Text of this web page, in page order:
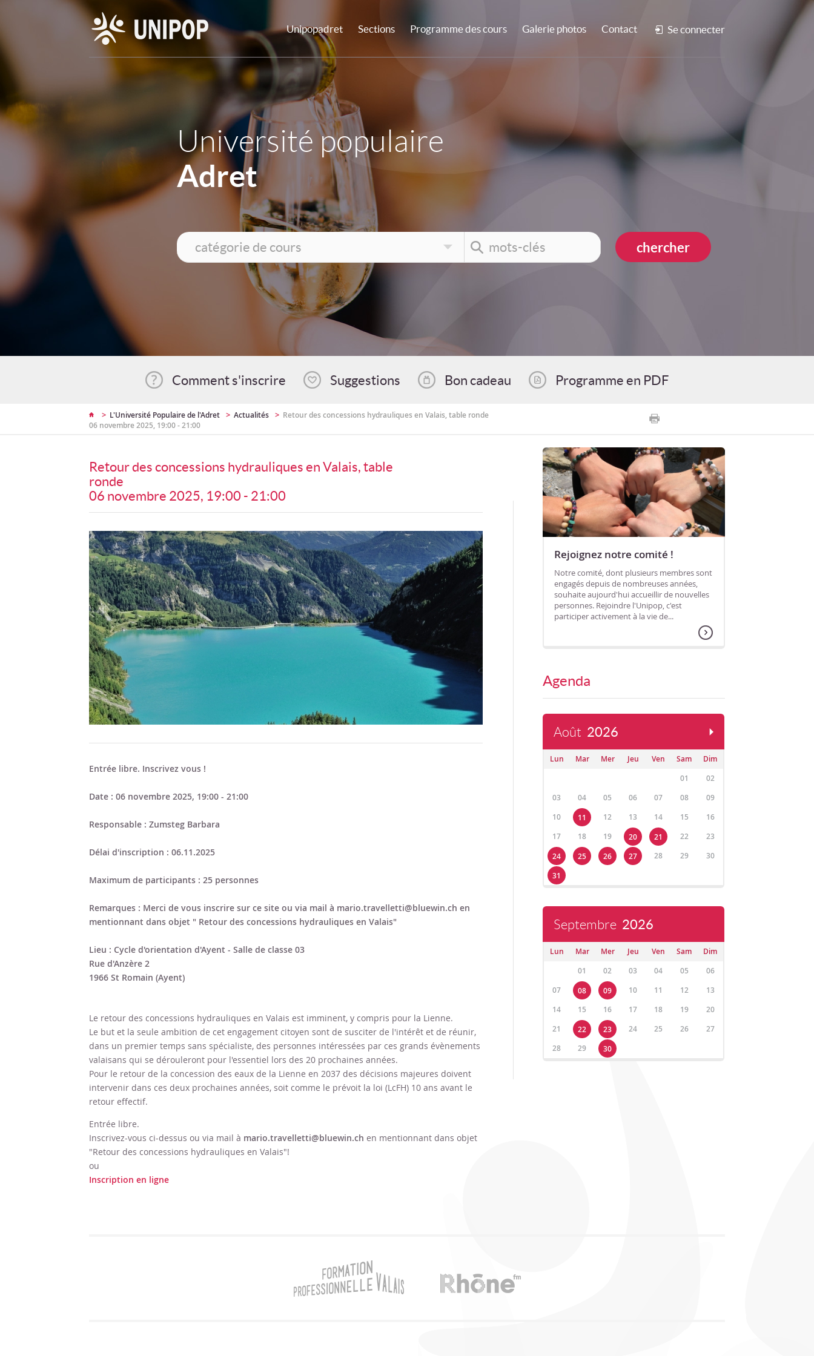
Unipopadret Sections Programme des cours Galerie photos Contact Se connecter
Université populaire
Adret
Comment s'inscrire Suggestions Bon cadeau Programme en PDF
> L'Université Populaire de l'Adret > Actualités > Retour des concessions hydrauliques en Valais, table ronde
06 novembre 2025, 19:00 - 21:00
Retour des concessions hydrauliques en Valais, table
ronde
06 novembre 2025, 19:00 - 21:00
Entrée libre. Inscrivez vous !
Date : 06 novembre 2025, 19:00 - 21:00
Responsable : Zumsteg Barbara
Délai d'inscription : 06.11.2025
Maximum de participants : 25 personnes
Remarques : Merci de vous inscrire sur ce site ou via mail à mario.travelletti@bluewin.ch en
mentionnant dans objet " Retour des concessions hydrauliques en Valais"
Lieu : Cycle d'orientation d'Ayent - Salle de classe 03
Rue d'Anzère 2
1966 St Romain (Ayent)
Le retour des concessions hydrauliques en Valais est imminent, y compris pour la Lienne.
Le but et la seule ambition de cet engagement citoyen sont de susciter de l'intérêt et de réunir,
dans un premier temps sans spécialiste, des personnes intéressées par ces grands évènements
valaisans qui se dérouleront pour l'essentiel lors des 20 prochaines années.
Pour le retour de la concession des eaux de la Lienne en 2037 des décisions majeures doivent
intervenir dans ces deux prochaines années, soit comme le prévoit la loi (LcFH) 10 ans avant le
retour effectif.
Entrée libre.
Inscrivez-vous ci-dessus ou via mail à mario.travelletti@bluewin.ch en mentionnant dans objet
"Retour des concessions hydrauliques en Valais"!
ou
Inscription en ligne
Rejoignez notre comité !
Notre comité, dont plusieurs membres sont
engagés depuis de nombreuses années,
souhaite aujourd'hui accueillir de nouvelles
personnes. Rejoindre l'Unipop, c'est
participer activement à la vie de...
Agenda
Août 2026
Lun Mar Mer Jeu Ven Sam
Dim
01
02
03
04 05 06 07 08
09
10
11 12 13 14 15
16
17
18 19 20 21 22
23
24
25 26 27 28 29
30
31
Septembre 2026
Lun Mar Mer Jeu Ven Sam
Dim
01
02 03 04 05
06
07
08 09 10 11 12
13
14
15 16 17 18 19
20
21
22 23 24 25 26
27
28
29 30